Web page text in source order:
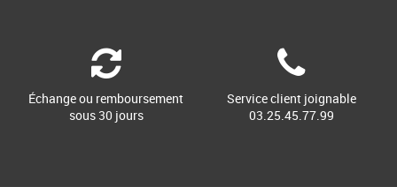
Échange ou remboursement
sous 30 jours
Service client joignable
03.25.45.77.99